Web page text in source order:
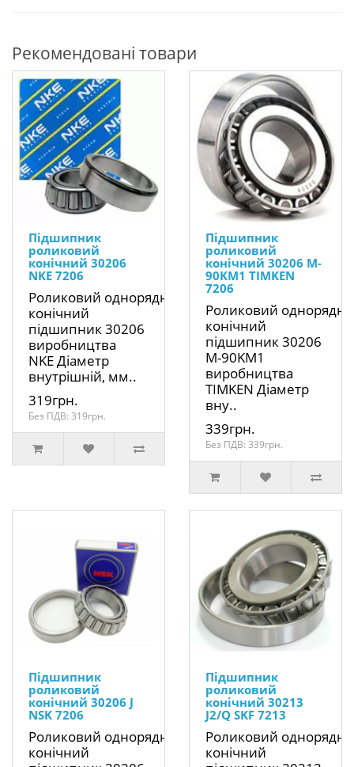
Рекомендовані товари
Підшипник
роликовий
конічний 30206
NKE 7206
Роликовий однорядний
конічний
підшипник 30206
виробництва
NKE Діаметр
внутрішній, мм..
319грн.
Без ПДВ: 319грн.
Підшипник
роликовий
конічний 30206 M-
90KM1 TIMKEN
7206
Роликовий
конічний
підшипник 30206
M-90KM1
виробництва
TIMKEN Діаметр
вну..
339грн.
Без ПДВ: 339грн.
Підшипник
роликовий
конічний 30206 J
NSK 7206
Роликовий однорядний
конічний
Підшипник
роликовий
конічний 30213
J2/Q SKF 7213
Роликовий
конічний